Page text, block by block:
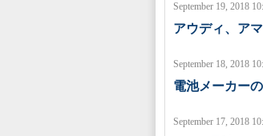
September 19, 2018
アウディ、ア
September 18, 2018
電池メーカー
September 17, 2018